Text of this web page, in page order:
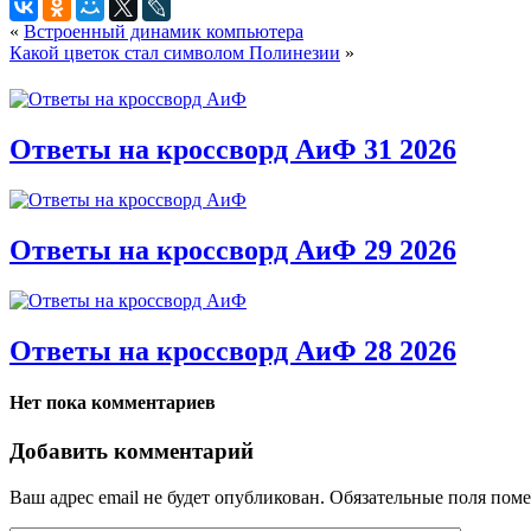
« Встроенный динамик компьютера
Какой цветок стал символом Полинезии »
Ответы на кроссворд АиФ 31 2026
Ответы на кроссворд АиФ 29 2026
Ответы на кроссворд АиФ 28 2026
Нет пока комментариев
Добавить комментарий
Ваш адрес email не будет опубликован. Обязательные поля